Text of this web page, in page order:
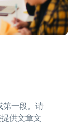
第一段。请
供文章文